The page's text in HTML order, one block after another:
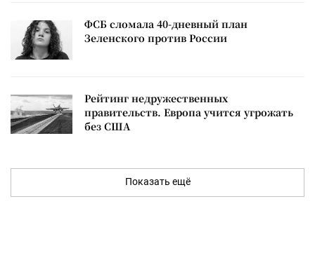
ФСБ сломала 40-дневный план
Зеленского против России
Рейтинг недружественных
правительств. Европа учится угрожать
без США
Показать ещё